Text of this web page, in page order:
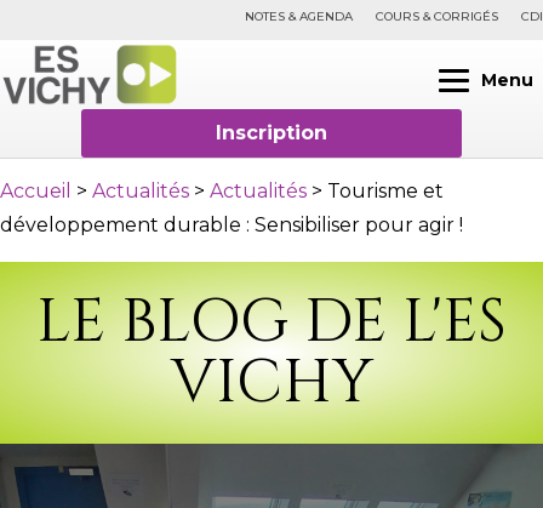
NOTES & AGENDA COURS & CORRIGÉS CDI
Menu
Inscription
Accueil > Actualités > Actualités > Tourisme et
développement durable : Sensibiliser pour agir !
LE BLOG DE L'ES
VICHY